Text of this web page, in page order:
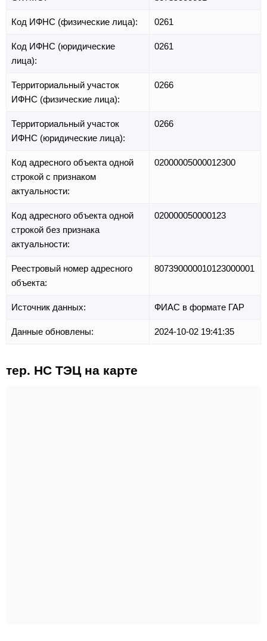
Код ИФНС (физические лица): 0261
Код ИФНС (юридические
лица):
0261
Территориальный участок
ИФНС (физические лица):
0266
Территориальный участок
ИФНС (юридические лица):
0266
Код адресного объекта одной
строкой с признаком
актуальности:
02000005000012300
Код адресного объекта одной
строкой без признака
актуальности:
020000050000123
Реестровый номер адресного
объекта:
807390000010123000001
Источник данных: ФИАС в формате ГАР
Данные обновлены: 2024-10-02 19:41:35
тер. НС ТЭЦ на карте